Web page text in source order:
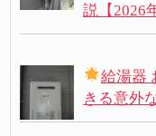
説【2026
給湯器
きる意外